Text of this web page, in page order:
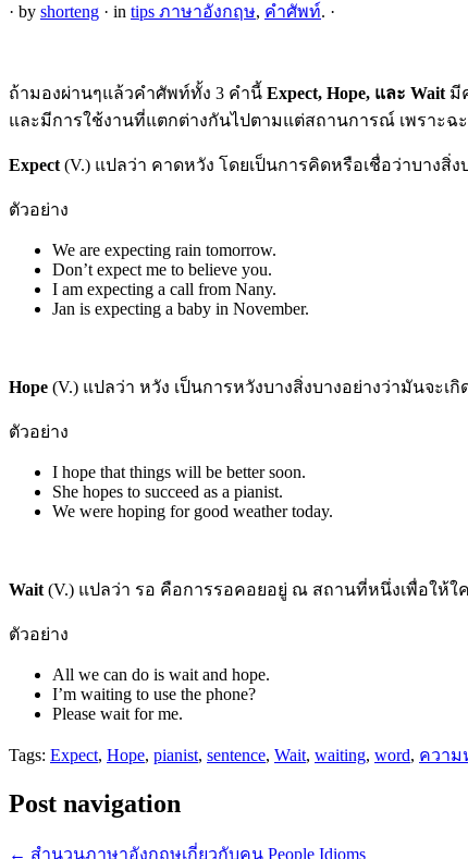
· by shorteng · in tips ภาษาอังกฤษ, คำศัพท์. ·
ถ้ามองผ่านๆแล้วคำศัพท์ทั้ง 3 คำนี้ Expect, Hope, และ Wait มี
และมีการใช้งานที่แตกต่างกันไปตามแต่สถานการณ์ เพราะฉ
Expect (V.) แปลว่า คาดหวัง โดยเป็นการคิดหรือเชื่อว่าบางสิ่ง
ตัวอย่าง
We are expecting rain tomorrow.
Don’t expect me to believe you.
I am expecting a call from Nany.
Jan is expecting a baby in November.
Hope (V.) แปลว่า หวัง เป็นการหวังบางสิ่งบางอย่างว่ามันจะ
ตัวอย่าง
I hope that things will be better soon.
She hopes to succeed as a pianist.
We were hoping for good weather today.
Wait (V.) แปลว่า รอ คือการรอคอยอยู่ ณ สถานที่หนึ่งเพื่อให้ใ
ตัวอย่าง
All we can do is wait and hope.
I’m waiting to use the phone?
Please wait for me.
Tags: Expect, Hope, pianist, sentence, Wait, waiting, word, ความ
Post navigation
← สำนวนภาษาอังกฤษเกี่ยวกับคน People Idioms